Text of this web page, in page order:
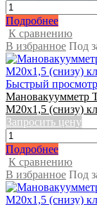
Подробнее
К сравнению
В избранное Под
Быстрый просмотр
Мановакуумметр
М20х1,5 (снизу)
Запросить цену
Подробнее
К сравнению
В избранное Под